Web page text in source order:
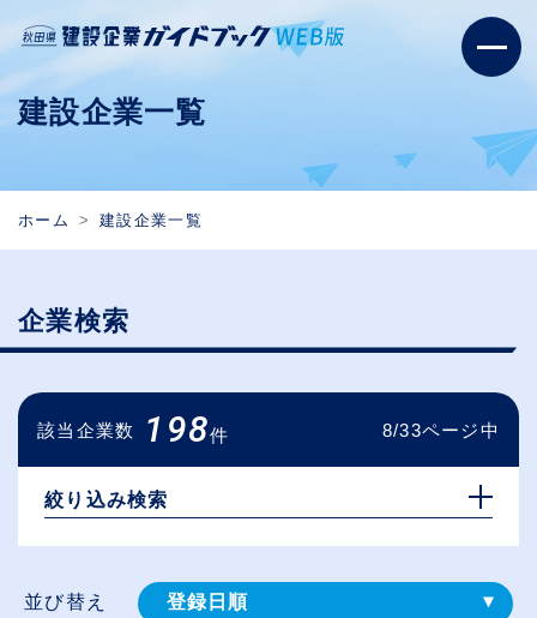
建設企業一覧
ホーム 建設企業一覧
企業検索
該当企業数 198件 8/33ページ中
絞り込み検索
並び替え 登録⽇順